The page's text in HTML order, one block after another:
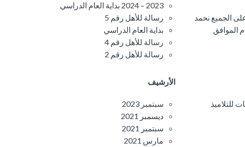
الجميع نحمد
الموافق
للتلاميذ
2023 – 2024 بداية العام الدراسي
رسالة للأهل رقم 5
بداية العام الدراسي
رسالة للأهل رقم 4
رسالة للأهل رقم 2
الأرشيف
سبتمبر 2023
ديسمبر 2021
سبتمبر 2021
مارس 2021